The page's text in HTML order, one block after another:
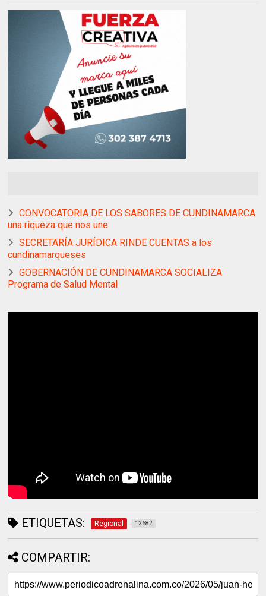
CONVOCATORIA DE LOS SABORES DE CUNDINAMARCA
una riqueza que nos une
SECRETARÍA JURÍDICA RINDE CUENTAS a los
cundinamarqueses
GOBERNACIÓN DE CUNDINAMARCA SOCIALIZA
Programa de Salud Mental
ETIQUETAS: Regional 12682
COMPARTIR: